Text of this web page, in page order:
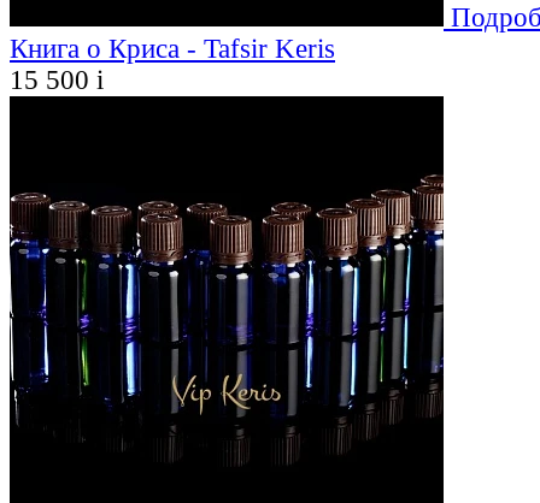
Книга о Криса - Tafsir Keris
15 500 i